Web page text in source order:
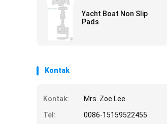
Yacht Boat Non Slip
Pads
Kontak
Kontak:
Mrs. Zoe Lee
Tel:
0086-15159522455